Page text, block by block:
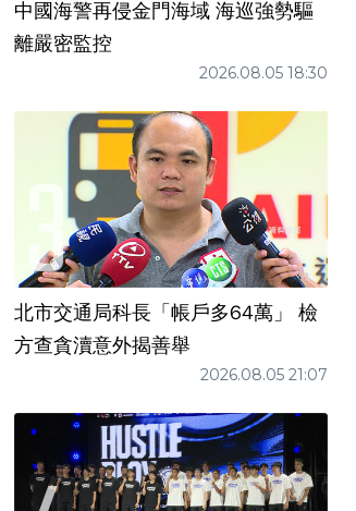
中國海警再侵金門海域 海巡強勢驅
離嚴密監控
2026.08.05 18:30
北市交通局科長「帳戶多64萬」 檢
方查貪瀆意外揭善舉
2026.08.05 21:07